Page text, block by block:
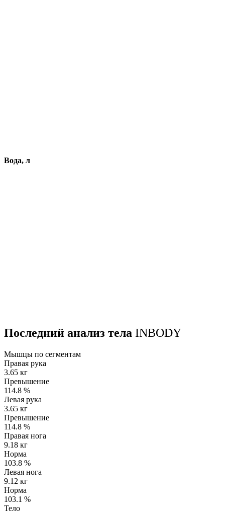
Вода, л
Последний анализ тела INBODY
Мышцы по сегментам
Правая рука
3.65 кг
Превышение
114.8 %
Левая рука
3.65 кг
Превышение
114.8 %
Правая нога
9.18 кг
Норма
103.8 %
Левая нога
9.12 кг
Норма
103.1 %
Тело